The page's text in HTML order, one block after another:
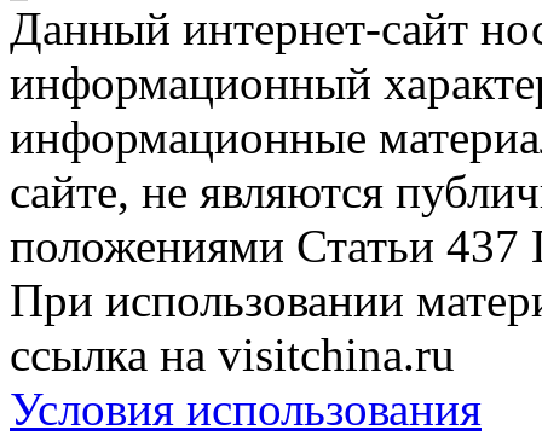
Данный интернет-сайт
информационный
информационные
сайте, не являются
положениями Статьи 437
При использовании
ссылка на visitchina.ru
Условия использования